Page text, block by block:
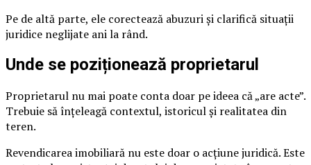
Pe de altă parte, ele corectează abuzuri și clarifică situații
juridice neglijate ani la rând.
Unde se poziționează proprietarul
Proprietarul nu mai poate conta doar pe ideea că „are acte”.
Trebuie să înțeleagă contextul, istoricul și realitatea din
teren.
Revendicarea imobiliară nu este doar o acțiune juridică. Este